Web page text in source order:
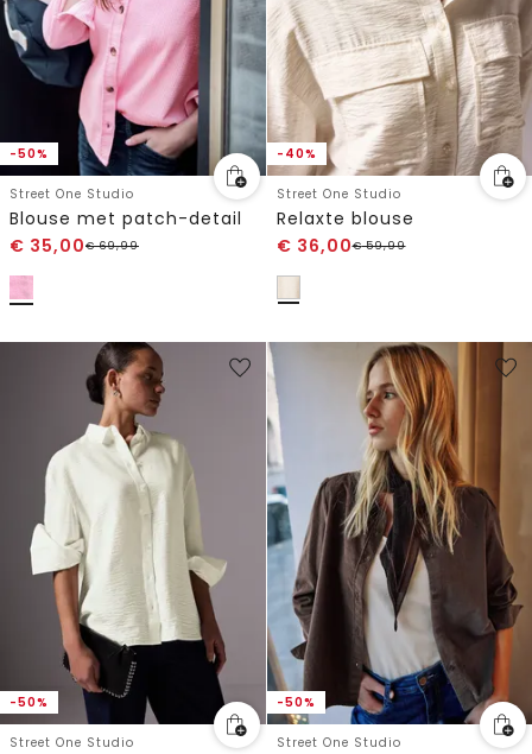
-50%
Street One Studio
Blouse met patch-detail
€ 35,00€69,99
-40%
Street One Studio
Relaxte blouse
€ 36,00€59,99
-50%
Street One Studio
-50%
Street One Studio